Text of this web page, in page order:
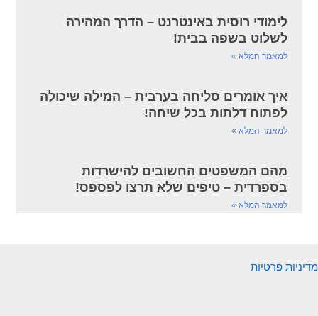
לימודי רוסית באינטרנט – הדרך המהירה
לשלוט בשפה בבית!
למאמר המלא »
איך אומרים סליחה בערבית – המילה שיכולה
לפתוח דלתות בכל שיחה!
למאמר המלא »
מהם המשפטים החשובים להישרדות
בספרדית – טיפים שלא תרצו לפספס!
למאמר המלא »
מדיניות פרטיות